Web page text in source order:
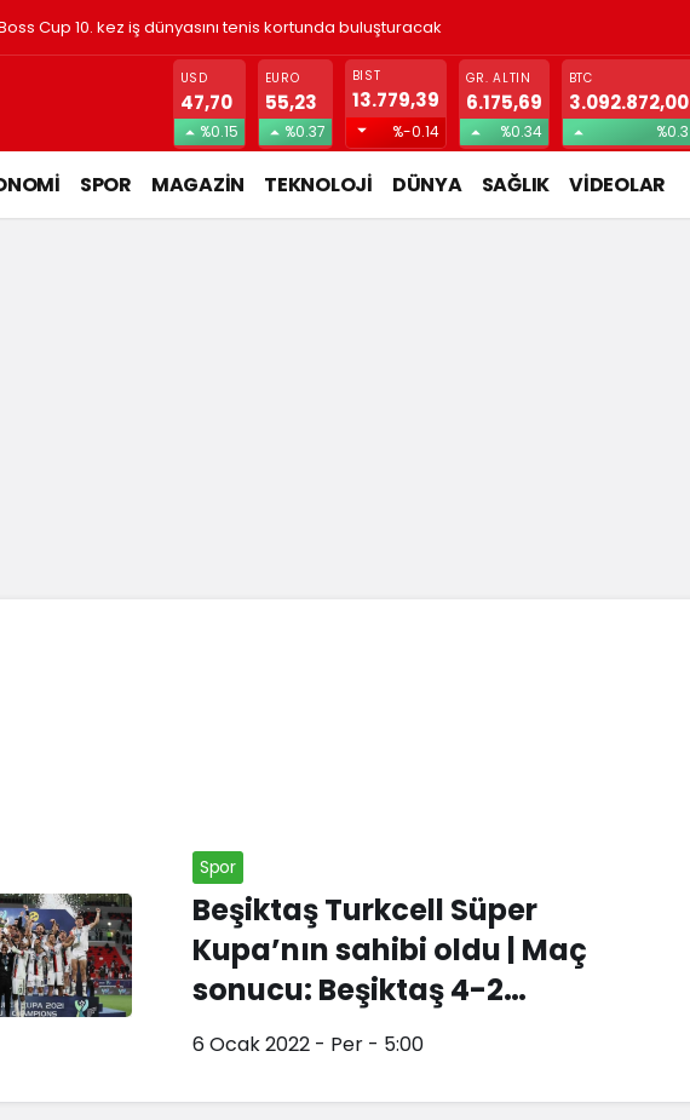
Cup 10. kez iş dünyasını tenis kortunda buluşturacak
USD
47,70
%0.15
EURO
55,23
%0.37
BIST
13.779,39
%-0.14
GR. ALTIN
6.175,69
%0.34
BTC
3.092.872,00
%0.3
SPOR MAGAZİN TEKNOLOJİ DÜNYA SAĞLIK VİDEOLAR
Spor
Beşiktaş Turkcell Süper
Kupa’nın sahibi oldu | Maç
sonucu: Beşiktaş 4-2
Antalyaspor
6 Ocak 2022 - Per - 5:00